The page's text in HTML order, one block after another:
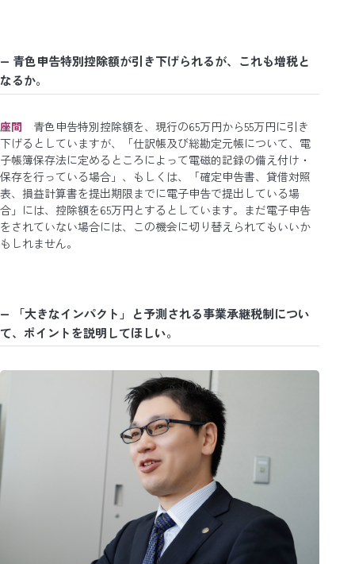
― 青色申告特別控除額が引き下げられるが、これも増税と
なるか。
座間 青色申告特別控除額を、現行の65万円から55万円に引き
下げるとしていますが、「仕訳帳及び総勘定元帳について、電
子帳簿保存法に定めるところによって電磁的記録の備え付け・
保存を行っている場合」、もしくは、「確定申告書、貸借対照
表、損益計算書を提出期限までに電子申告で提出している場
合」には、控除額を65万円とするとしています。まだ電子申告
をされていない場合には、この機会に切り替えられてもいいか
もしれません。
― 「大きなインパクト」と予測される事業承継税制につい
て、ポイントを説明してほしい。